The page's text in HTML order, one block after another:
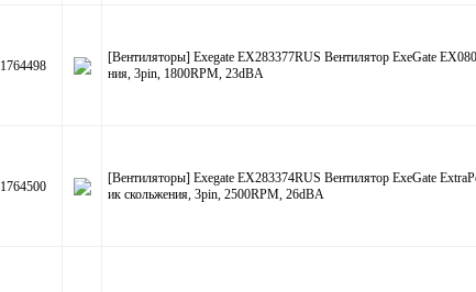
1764498
[Вентиляторы] Exegate EX283377RUS Вентилятор ExeGate
ния, 3pin, 1800RPM, 23dBA
1764500
[Вентиляторы] Exegate EX283374RUS Вентилятор ExeGate
ик скольжения, 3pin, 2500RPM, 26dBA